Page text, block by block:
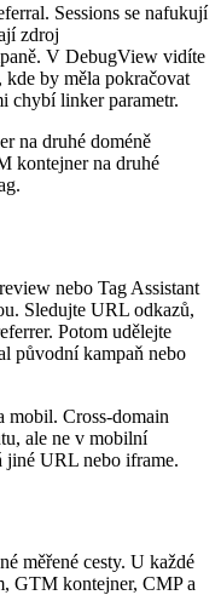
Sessions se nafukují
zdroj
V DebugView vidíte
kde by měla pokračovat
chybí linker parametr.
na druhé doméně
kontejner na druhé
nebo Tag Assistant
Sledujte URL odkazů,
Potom udělejte
původní kampaň nebo
mobil. Cross-domain
ale ne v mobilní
jiné URL nebo iframe.
měřené cesty. U každé
GTM kontejner, CMP a